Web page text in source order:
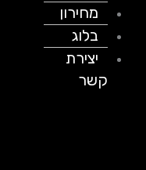
מחירון
בלוג
יצירת
קשר